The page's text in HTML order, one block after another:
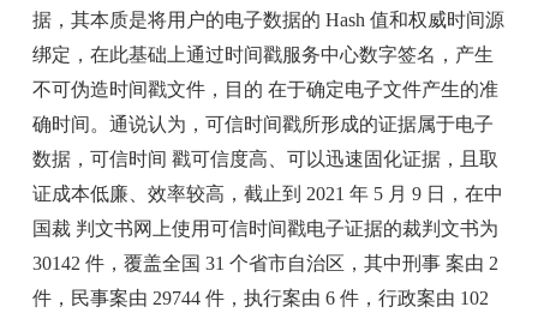
据，其本质是将用户的电子数据的 Hash 值和权威时间源
绑定，在此基础上通过时间戳服务中心数字签名，产生
不可伪造时间戳文件，目的 在于确定电子文件产生的准
确时间。通说认为，可信时间戳所形成的证据属于电子
数据，可信时间 戳可信度高、可以迅速固化证据，且取
证成本低廉、效率较高，截止到 2021 年 5 月 9 日，在中
国裁 判文书网上使用可信时间戳电子证据的裁判文书为
30142 件，覆盖全国 31 个省市自治区，其中刑事 案由 2
件，民事案由 29744 件，执行案由 6 件，行政案由 102